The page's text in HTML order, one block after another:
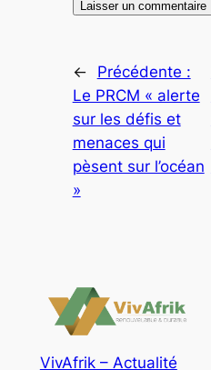
←
Précédente :
Le PRCM « alerte
sur les défis et
menaces qui
pèsent sur l’océan
»
VivAfrik – Actualité